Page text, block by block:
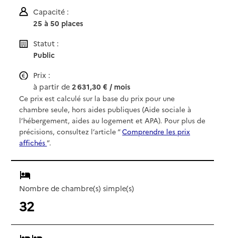
Capacité :
25 à 50 places
Statut :
Public
Prix :
à partir de2 631,30 € / mois
Ce prix est calculé sur la base du prix pour une
chambre seule, hors aides publiques (Aide sociale à
l’hébergement, aides au logement et APA). Pour plus de
précisions, consultez l’article “Comprendre les prix
affichés”.
Nombre de chambre(s) simple(s)
32